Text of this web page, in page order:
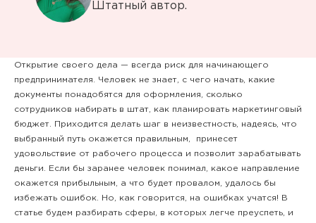
Штатный автор.
Открытие своего дела — всегда риск для начинающего
предпринимателя. Человек не знает, с чего начать, какие
документы понадобятся для оформления, сколько
сотрудников набирать в штат, как планировать маркетинговый
бюджет. Приходится делать шаг в неизвестность, надеясь, что
выбранный путь окажется правильным, принесет
удовольствие от рабочего процесса и позволит зарабатывать
деньги. Если бы заранее человек понимал, какое направление
окажется прибыльным, а что будет провалом, удалось бы
избежать ошибок. Но, как говорится, на ошибках учатся! В
статье будем разбирать сферы, в которых легче преуспеть, и